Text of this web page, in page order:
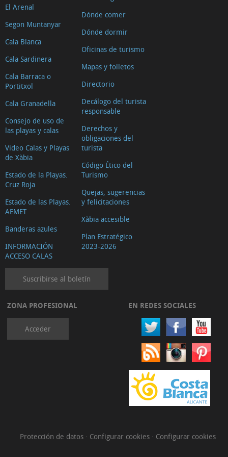
El Arenal
Segon Muntanyar
Cala Blanca
Cala Sardinera
Cala Barraca o
Portitxol
Cala Granadella
Consejo de uso de
las playas y calas
Video Calas y Playas
de Xàbia
Estado de la Playas.
Cruz Roja
Estado de las Playas.
AEMET
Banderas azules
INFORMACIÓN
ACCESO CALAS
Dónde comer
Dónde dormir
Oficinas de turismo
Mapas y folletos
Directorio
Decálogo del turista
responsable
Derechos y
obligaciones del
turista
Código Ético del
Turismo
Quejas, sugerencias
y felicitaciones
Xàbia accesible
Plan Estratégico
2023-2026
Suscribirse al boletín
ZONA PROFESIONAL
Acceder
EN REDES SOCIALES
Protección de datos · Configurar cookies · Configurar cookies